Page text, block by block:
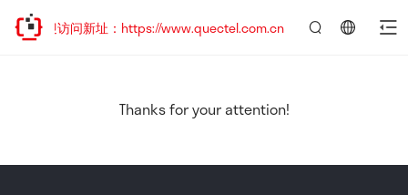
移，欢迎访问新址：https://www.quectel.com.cn
Thanks for your attention!